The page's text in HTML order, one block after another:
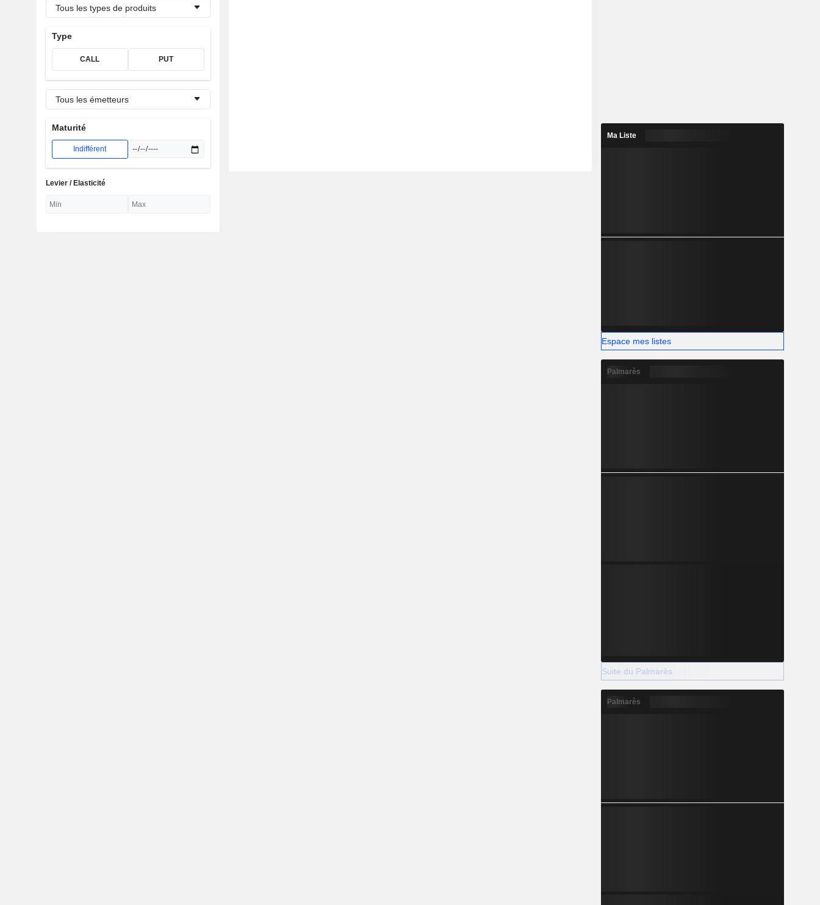
Tous les types de produits
Type
CALL PUT
Tous les émetteurs
Maturité
Indifférent
Levier / Elasticité
Ma Liste
Espace mes listes
Palmarès
Suite du Palmarès
Palmarès